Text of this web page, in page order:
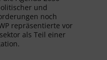
und
noch
repräsentierte vor
als Teil einer